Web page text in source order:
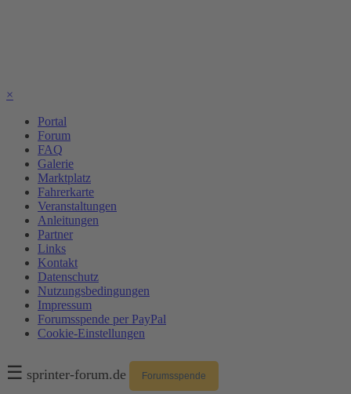
×
Portal
Forum
FAQ
Galerie
Marktplatz
Fahrerkarte
Veranstaltungen
Anleitungen
Partner
Links
Kontakt
Datenschutz
Nutzungsbedingungen
Impressum
Forumsspende per PayPal
Cookie-Einstellungen
☰ sprinter-forum.de Forumsspende